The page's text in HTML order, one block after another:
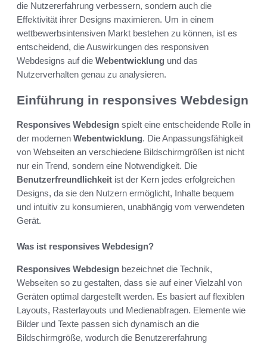
die Nutzererfahrung verbessern, sondern auch die
Effektivität ihrer Designs maximieren. Um in einem
wettbewerbsintensiven Markt bestehen zu können, ist es
entscheidend, die Auswirkungen des responsiven
Webdesigns auf die Webentwicklung und das
Nutzerverhalten genau zu analysieren.
Einführung in responsives Webdesign
Responsives Webdesign spielt eine entscheidende Rolle in
der modernen Webentwicklung. Die Anpassungsfähigkeit
von Webseiten an verschiedene Bildschirmgrößen ist nicht
nur ein Trend, sondern eine Notwendigkeit. Die
Benutzerfreundlichkeit ist der Kern jedes erfolgreichen
Designs, da sie den Nutzern ermöglicht, Inhalte bequem
und intuitiv zu konsumieren, unabhängig vom verwendeten
Gerät.
Was ist responsives Webdesign?
Responsives Webdesign bezeichnet die Technik,
Webseiten so zu gestalten, dass sie auf einer Vielzahl von
Geräten optimal dargestellt werden. Es basiert auf flexiblen
Layouts, Rasterlayouts und Medienabfragen. Elemente wie
Bilder und Texte passen sich dynamisch an die
Bildschirmgröße, wodurch die Benutzererfahrung